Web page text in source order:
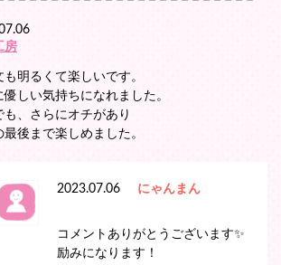
房
も明るくて楽しいです。
優しい気持ちになれました。
も、さらにオチがあり
最後まで楽しめました。
2023.07.06 にゃんまん
コメントありがとうございます✨
励みになります！